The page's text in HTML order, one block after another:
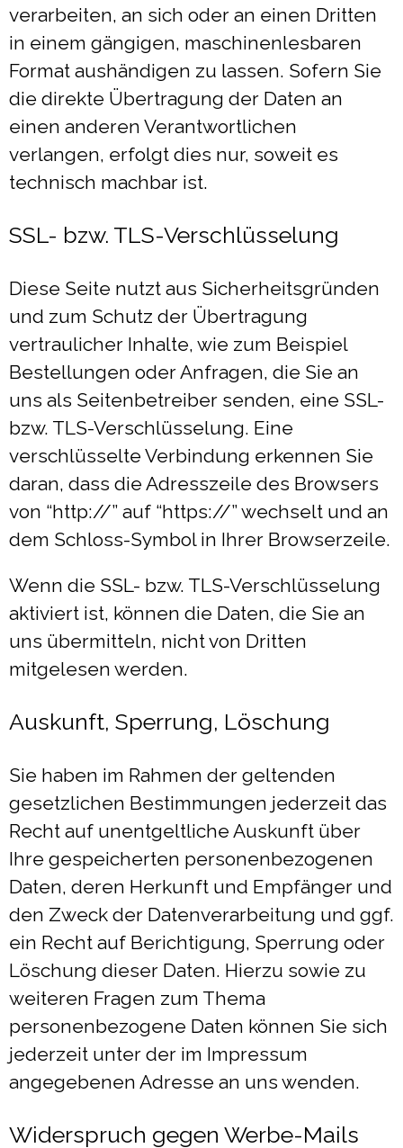
verarbeiten, an sich oder an einen Dritten
in einem gängigen, maschinenlesbaren
Format aushändigen zu lassen. Sofern Sie
die direkte Übertragung der Daten an
einen anderen Verantwortlichen
verlangen, erfolgt dies nur, soweit es
technisch machbar ist.
SSL- bzw. TLS-Verschlüsselung
Diese Seite nutzt aus Sicherheitsgründen
und zum Schutz der Übertragung
vertraulicher Inhalte, wie zum Beispiel
Bestellungen oder Anfragen, die Sie an
uns als Seitenbetreiber senden, eine SSL-
bzw. TLS-Verschlüsselung. Eine
verschlüsselte Verbindung erkennen Sie
daran, dass die Adresszeile des Browsers
von “http://” auf “https://” wechselt und an
dem Schloss-Symbol in Ihrer Browserzeile.
Wenn die SSL- bzw. TLS-Verschlüsselung
aktiviert ist, können die Daten, die Sie an
uns übermitteln, nicht von Dritten
mitgelesen werden.
Auskunft, Sperrung, Löschung
Sie haben im Rahmen der geltenden
gesetzlichen Bestimmungen jederzeit das
Recht auf unentgeltliche Auskunft über
Ihre gespeicherten personenbezogenen
Daten, deren Herkunft und Empfänger und
den Zweck der Datenverarbeitung und ggf.
ein Recht auf Berichtigung, Sperrung oder
Löschung dieser Daten. Hierzu sowie zu
weiteren Fragen zum Thema
personenbezogene Daten können Sie sich
jederzeit unter der im Impressum
angegebenen Adresse an uns wenden.
Widerspruch gegen Werbe-Mails